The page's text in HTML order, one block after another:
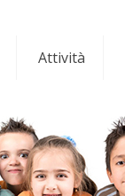
Attività